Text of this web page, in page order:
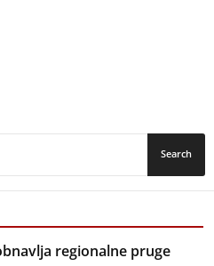
regionalne pruge